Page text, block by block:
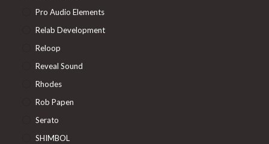
Pro Audio Elements
Relab Development
Reloop
Reveal Sound
Rhodes
Rob Papen
Serato
SHIMBOL